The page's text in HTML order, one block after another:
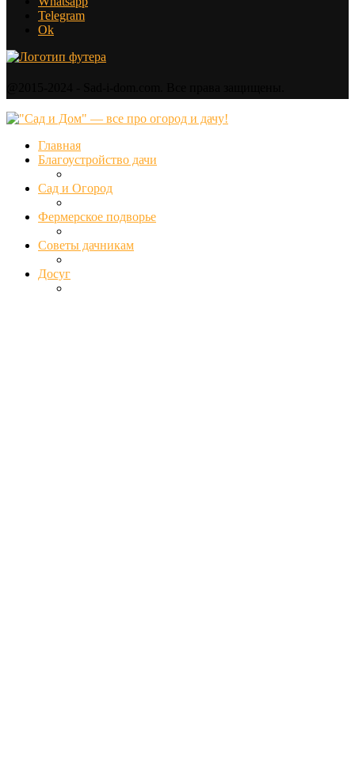
Telegram
Ok
Главная
Благоустройство дачи
Сад и Огород
Фермерское подворье
Советы дачникам
Досуг